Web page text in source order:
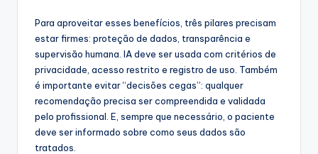
Para aproveitar esses benefícios, três pilares precisam
estar firmes: proteção de dados, transparência e
supervisão humana. IA deve ser usada com critérios de
privacidade, acesso restrito e registro de uso. Também
é importante evitar “decisões cegas”: qualquer
recomendação precisa ser compreendida e validada
pelo profissional. E, sempre que necessário, o paciente
deve ser informado sobre como seus dados são
tratados.